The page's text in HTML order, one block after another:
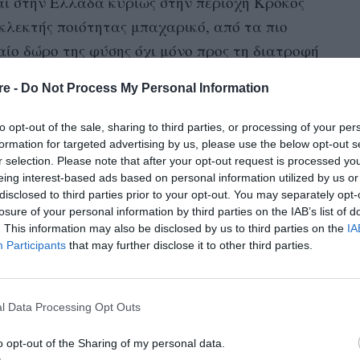
- Do Not Process My Personal Information
opt-out of the sale, sharing to third parties, or processing of your
for targeted advertising by us, please use the below opt-out
selection. Please note that after your opt-out request is processed
interest-based ads based on personal information utilized by us
to third parties prior to your opt-out. You may separately
of your personal information by third parties on the IAB’s list of
This information may also be disclosed by us to third parties on the
Participants that may further disclose it to other third parties.
Data Processing Opt Outs
opt-out of the Sharing of my personal data.
ποιότητας μπαχαρικό, από τα πιο
δώρο της φύσης όχι μόνο προς τη διατροφή
μέχρι την αρχαιότητα. Τόσο στην
τις δημόσιες αίθουσες, τα λουτρά
το χρησιμοποιούσε στα
στα κείμενά του ενώ το συναντάμε
πτητικά έλαια, γλυκοζίτες και
κροκίνη, λυκοπίνη, ζεαξανθίνη, α-β
και μαγνήσιο. Σε αυτά οφείλει μερικές από